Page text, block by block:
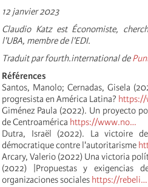
12 janvier 2023
Claudio Katz est Économiste,
l'UBA, membre de l'EDI.
Traduit par fourth.international de
Références
Santos, Manolo; Cernadas, Gisela
progresista en América Latina?
Giménez Paula (2022). Un proyecto
de Centroamérica https://www.no…
Dutra, Israël (2022). La victoire
démocratique contre l'autoritarisme
Arcary, Valerio (2022) Una victoria
(2022) |Propuestas y exigencias
organizaciones sociales https://rebeli…